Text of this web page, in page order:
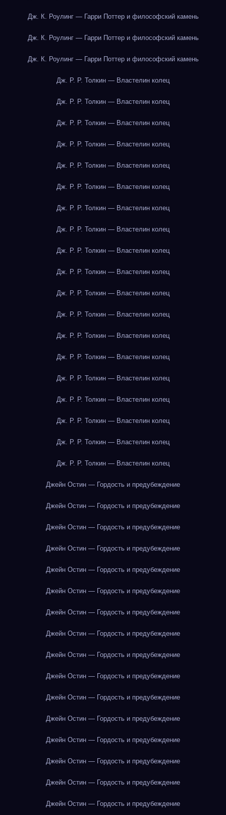
Дж. К. Роулинг — Гарри Поттер и философский камень
Дж. К. Роулинг — Гарри Поттер и философский камень
Дж. К. Роулинг — Гарри Поттер и философский камень
Дж. Р. Р. Толкин — Властелин колец
Дж. Р. Р. Толкин — Властелин колец
Дж. Р. Р. Толкин — Властелин колец
Дж. Р. Р. Толкин — Властелин колец
Дж. Р. Р. Толкин — Властелин колец
Дж. Р. Р. Толкин — Властелин колец
Дж. Р. Р. Толкин — Властелин колец
Дж. Р. Р. Толкин — Властелин колец
Дж. Р. Р. Толкин — Властелин колец
Дж. Р. Р. Толкин — Властелин колец
Дж. Р. Р. Толкин — Властелин колец
Дж. Р. Р. Толкин — Властелин колец
Дж. Р. Р. Толкин — Властелин колец
Дж. Р. Р. Толкин — Властелин колец
Дж. Р. Р. Толкин — Властелин колец
Дж. Р. Р. Толкин — Властелин колец
Дж. Р. Р. Толкин — Властелин колец
Дж. Р. Р. Толкин — Властелин колец
Дж. Р. Р. Толкин — Властелин колец
Джейн Остин — Гордость и предубеждение
Джейн Остин — Гордость и предубеждение
Джейн Остин — Гордость и предубеждение
Джейн Остин — Гордость и предубеждение
Джейн Остин — Гордость и предубеждение
Джейн Остин — Гордость и предубеждение
Джейн Остин — Гордость и предубеждение
Джейн Остин — Гордость и предубеждение
Джейн Остин — Гордость и предубеждение
Джейн Остин — Гордость и предубеждение
Джейн Остин — Гордость и предубеждение
Джейн Остин — Гордость и предубеждение
Джейн Остин — Гордость и предубеждение
Джейн Остин — Гордость и предубеждение
Джейн Остин — Гордость и предубеждение
Джейн Остин — Гордость и предубеждение